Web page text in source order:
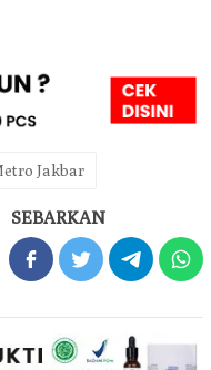
Jakbar
SEBARKAN